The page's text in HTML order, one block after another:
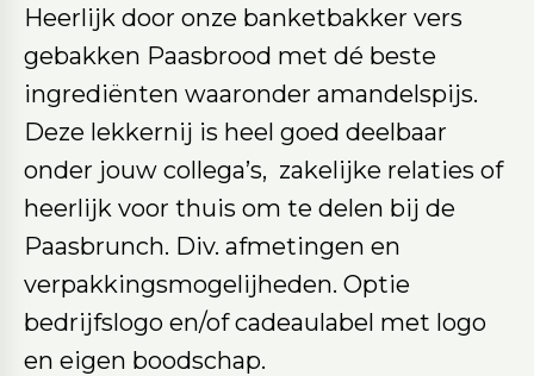
Heerlijk door onze banketbakker vers
gebakken Paasbrood met dé beste
ingrediënten waaronder amandelspijs.
Deze lekkernij is heel goed deelbaar
onder jouw collega’s, zakelijke relaties of
heerlijk voor thuis om te delen bij de
Paasbrunch. Div. afmetingen en
verpakkingsmogelijheden. Optie
bedrijfslogo en/of cadeaulabel met logo
en eigen boodschap.